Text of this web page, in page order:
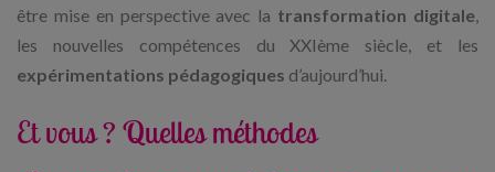
être mise en perspective avec la transformation digitale
les nouvelles compétences du XXIème siècle, et les
expérimentations pédagogiques d’aujourd’hui.
Et vous ? Quelles méthodes